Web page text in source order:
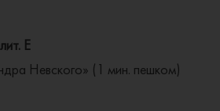
Е
Невского» (1 мин. пешком)